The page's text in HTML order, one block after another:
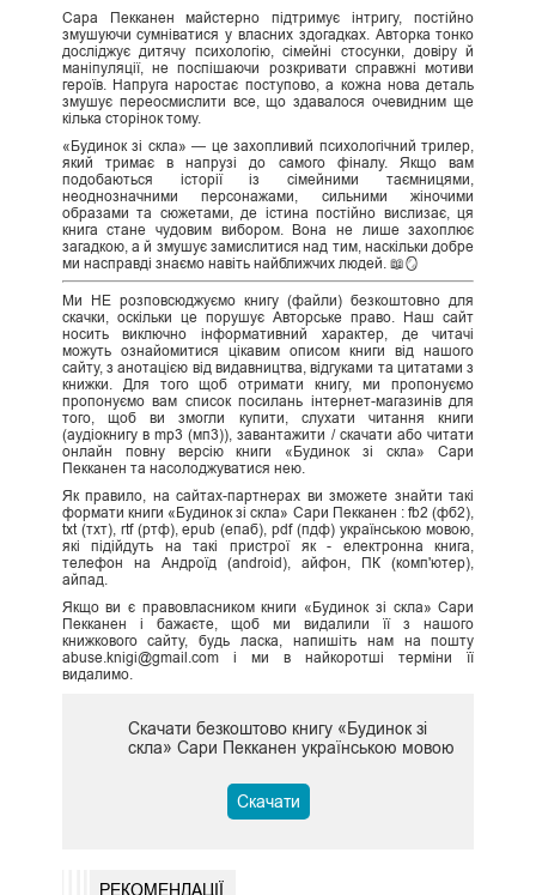
Сара Пекканен майстерно підтримує інтригу, постійно
змушуючи сумніватися у власних здогадках. Авторка тонко
досліджує дитячу психологію, сімейні стосунки, довіру й
маніпуляції, не поспішаючи розкривати справжні мотиви
героїв. Напруга наростає поступово, а кожна нова деталь
змушує переосмислити все, що здавалося очевидним ще
кілька сторінок тому.
«Будинок зі скла» — це захопливий психологічний трилер,
який тримає в напрузі до самого фіналу. Якщо вам
подобаються історії із сімейними таємницями,
неоднозначними персонажами, сильними жіночими
образами та сюжетами, де істина постійно вислизає, ця
книга стане чудовим вибором. Вона не лише захоплює
загадкою, а й змушує замислитися над тим, наскільки добре
ми насправді знаємо навіть найближчих людей. 📖🪞
Ми НЕ розповсюджуємо книгу (файли) безкоштовно для
скачки, оскільки це порушує Авторське право. Наш сайт
носить виключно інформативний характер, де читачі
можуть ознайомитися цікавим описом книги від нашого
сайту, з анотацією від видавництва, відгуками та цитатами з
книжки. Для того щоб отримати книгу, ми пропонуємо
пропонуємо вам список посилань інтернет-магазинів для
того, щоб ви змогли купити, слухати читання книги
(аудіокнигу в mp3 (мп3)), завантажити / скачати або читати
онлайн повну версію книги «Будинок зі скла» Сари
Пекканен та насолоджуватися нею.
Як правило, на сайтах-партнерах ви зможете знайти такі
формати книги «Будинок зі скла» Сари Пекканен : fb2 (фб2),
txt (тхт), rtf (ртф), epub (епаб), pdf (пдф) українською мовою,
які підійдуть на такі пристрої як - електронна книга,
телефон на Андроїд (android), айфон, ПК (комп'ютер),
айпад.
Якщо ви є правовласником книги «Будинок зі скла» Сари
Пекканен і бажаєте, щоб ми видалили її з нашого
книжкового сайту, будь ласка, напишіть нам на пошту
abuse.knigi@gmail.com і ми в найкоротші терміни її
видалимо.
Скачати безкоштово книгу «Будинок зі
скла» Сари Пекканен українською мовою
Скачати
РЕКОМЕНДАЦІЇ